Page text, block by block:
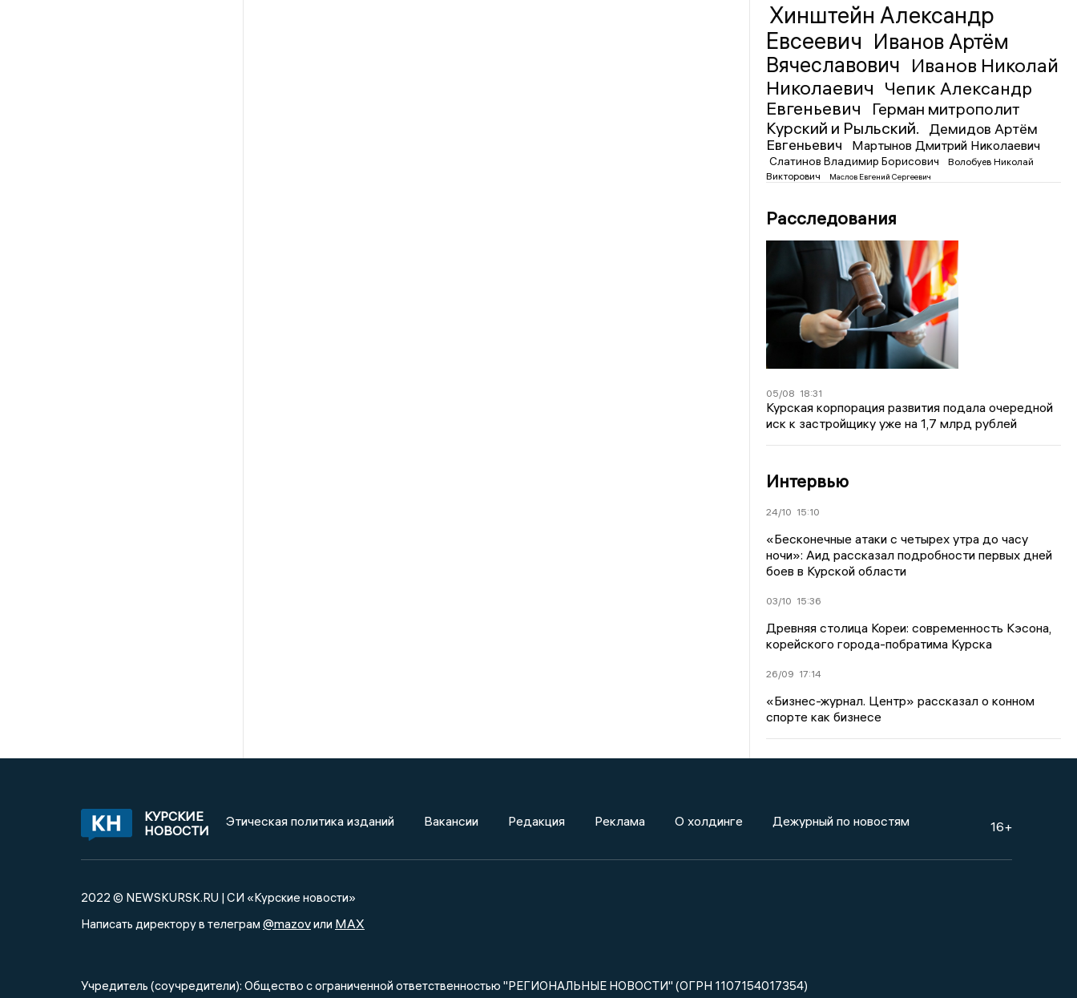
Хинштейн Александр
Евсеевич Иванов Артём
Вячеславович Иванов Николай
Николаевич Чепик Александр
Евгеньевич
Герман митрополит
Курский и Рыльский.
Демидов Артём
Евгеньевич
Мартынов Дмитрий Николаевич
Слатинов Владимир Борисович
Волобуев Николай
Викторович
Маслов Евгений Сергеевич
Расследования
05/08 18:31
Курская корпорация развития подала очередной
иск к застройщику уже на 1,7 млрд рублей
Интервью
24/10 15:10
«Бесконечные атаки с четырех утра до часу
ночи»: Аид рассказал подробности первых дней
боев в Курской области
03/10 15:36
Древняя столица Кореи: современность Кэсона,
корейского города-побратима Курска
26/09 17:14
«Бизнес-журнал. Центр» рассказал о конном
спорте как бизнесе
КУРСКИЕ
НОВОСТИ
Этическая политика изданий Вакансии Редакция Реклама О холдинге Дежурный по новостям 16+
2022 © NEWSKURSK.RU | СИ «Курские новости»
Написать директору в телеграм @mazovили MAX
Учредитель (соучредители): Общество с ограниченной ответственностью "РЕГИОНАЛЬНЫЕ НОВОСТИ" (ОГРН 1107154017354)